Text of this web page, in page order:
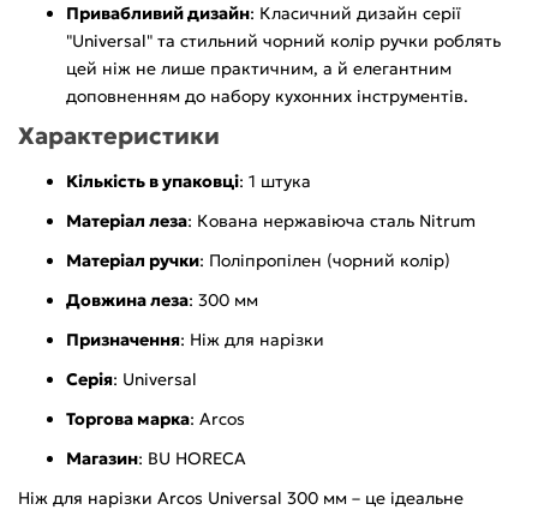
Привабливий дизайн: Класичний дизайн серії
"Universal" та стильний чорний колір ручки роблять
цей ніж не лише практичним, а й елегантним
доповненням до набору кухонних інструментів.
Характеристики
Кількість в упаковці: 1 штука
Матеріал леза: Кована нержавіюча сталь Nitrum
Матеріал ручки: Поліпропілен (чорний колір)
Довжина леза: 300 мм
Призначення: Ніж для нарізки
Серія: Universal
Торгова марка: Arcos
Магазин: BU HORECA
Ніж для нарізки Arcos Universal 300 мм – це ідеальне